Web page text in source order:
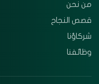
من نحن
قصص النجاح
شركاؤنا
وظائفنا